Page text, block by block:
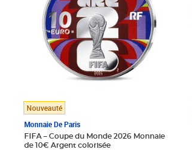
Nouveauté
Monnaie De Paris
FIFA – Coupe du Monde 2026 Monnaie
de 10€ Argent colorisée